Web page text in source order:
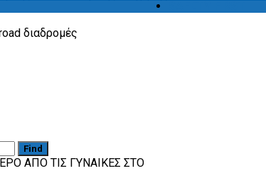
διαδρομές
Find
ΑΠΌ ΤΙΣ ΓΥΝΑΊΚΕΣ ΣΤΟ